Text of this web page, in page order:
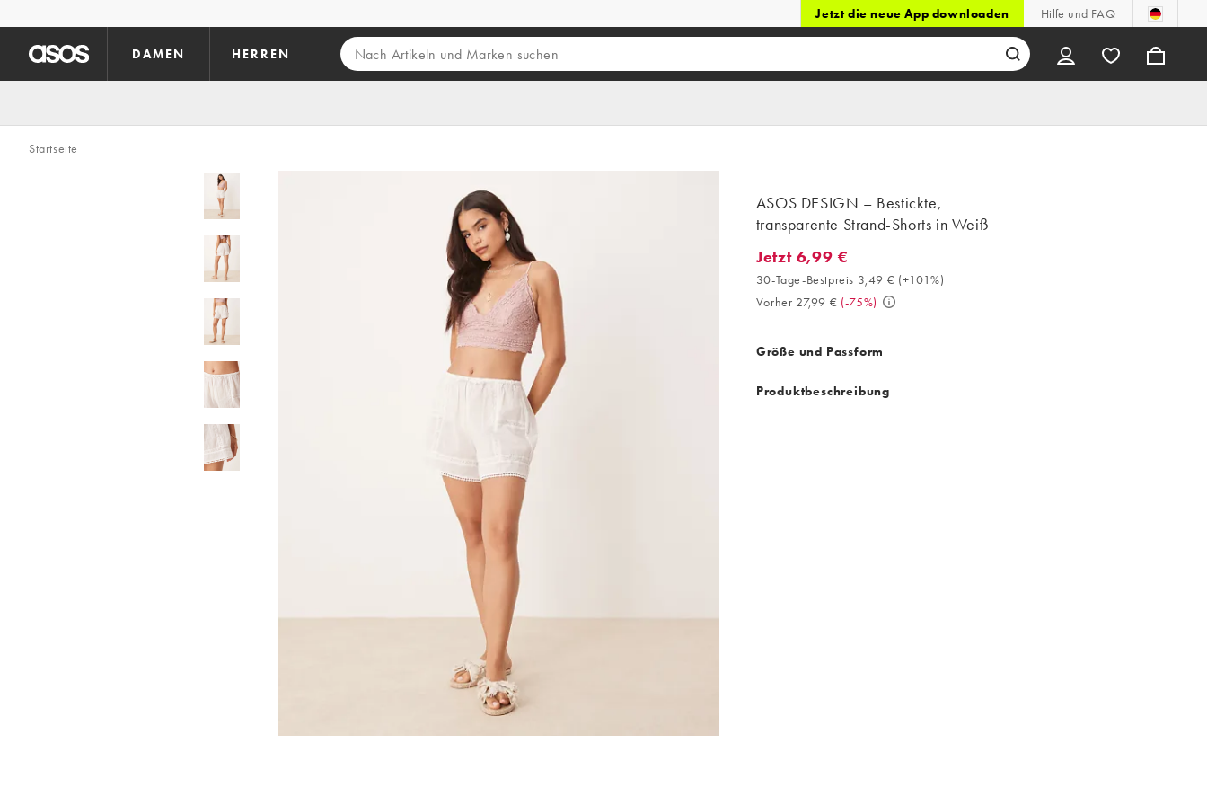
Jetzt die neue App downloaden Hilfe und FAQ
DAMEN HERREN
Startseite
ASOS DESIGN – Bestickte,
transparente Strand-Shorts in Weiß
Jetzt 6,99 €. 30-Tage-Bestpreis 3,49 € (+101%). Vorher 27,99 €. (-75%)
Jetzt 6,99 €
30-Tage-Bestpreis 3,49 € (+101%)
Vorher 27,99 € (-75%)
Größe und Passform
Produktbeschreibung